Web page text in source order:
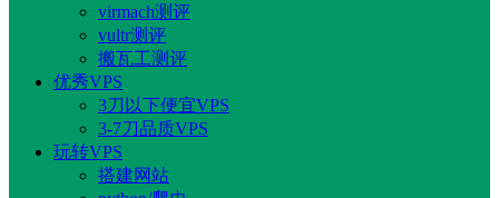
virmach测评
vultr测评
搬瓦工测评
优秀VPS
3刀以下便宜VPS
3-7刀品质VPS
玩转VPS
搭建网站